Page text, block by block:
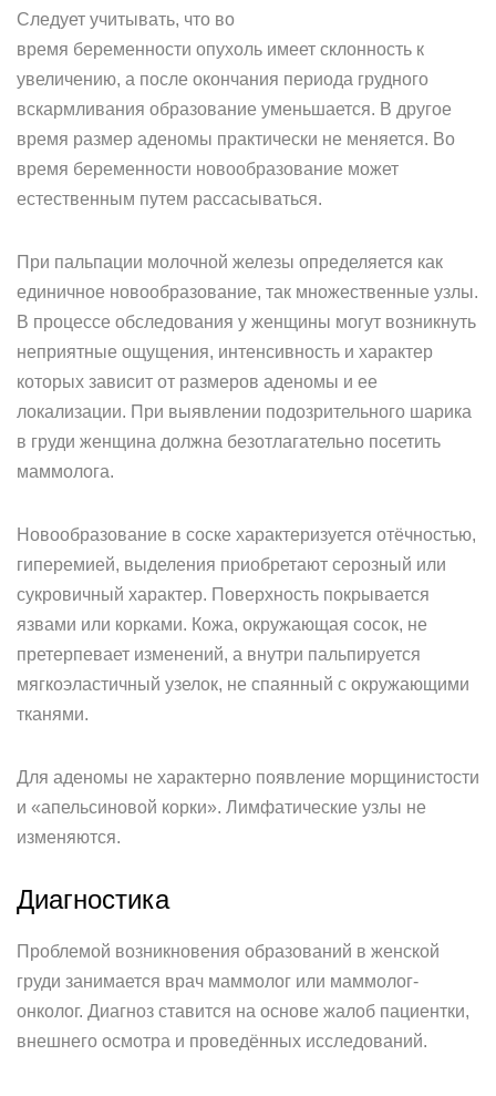
Следует учитывать, что во
время беременности опухоль имеет склонность к
увеличению, а после окончания периода грудного
вскармливания образование уменьшается. В другое
время размер аденомы практически не меняется. Во
время беременности новообразование может
естественным путем рассасываться.
При пальпации молочной железы определяется как
единичное новообразование, так множественные узлы.
В процессе обследования у женщины могут возникнуть
неприятные ощущения, интенсивность и характер
которых зависит от размеров аденомы и ее
локализации. При выявлении подозрительного шарика
в груди женщина должна безотлагательно посетить
маммолога.
Новообразование в соске характеризуется отёчностью,
гиперемией, выделения приобретают серозный или
сукровичный характер. Поверхность покрывается
язвами или корками. Кожа, окружающая сосок, не
претерпевает изменений, а внутри пальпируется
мягкоэластичный узелок, не спаянный с окружающими
тканями.
Для аденомы не характерно появление морщинистости
и «апельсиновой корки». Лимфатические узлы не
изменяются.
Диагностика
Проблемой возникновения образований в женской
груди занимается врач маммолог или маммолог-
онколог. Диагноз ставится на основе жалоб пациентки,
внешнего осмотра и проведённых исследований.